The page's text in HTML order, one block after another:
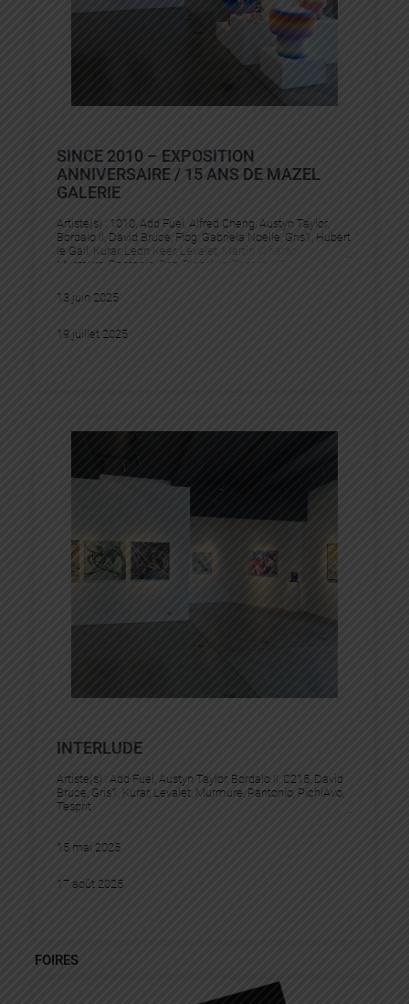
SINCE 2010 – EXPOSITION
ANNIVERSAIRE / 15 ANS DE MAZEL
GALERIE
Artiste(s) : 1010, Add Fuel Alfred Cheng, Austyn Taylor
Bordalo II , David Bruce Flog Gabriela Noelle Gris1 , Hubert
le Gall , Kurar, Leon Keer, Levalet Martin Whatson
Murmure Pantonio Pez PichiAvo Tesprit YZ
13 juin 2025
19 juillet 2025
INTERLUDE
Artiste(s) : Add Fuel Austyn Taylor, Bordalo II C215 David
Bruce Gris1 Kurar, Levalet Murmure Pantonio PichiAvo
Tesprit
15 mai 2025
17 août 2025
FOIRES